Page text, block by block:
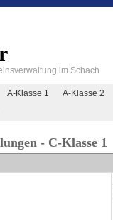
im Schach
A-Klasse 1 A-Klasse 2
- C-Klasse 1